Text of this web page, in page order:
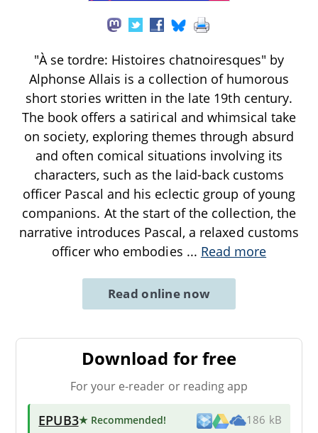
"À se tordre: Histoires chatnoiresques" by
Alphonse Allais is a collection of humorous
short stories written in the late 19th century.
The book offers a satirical and whimsical take
on society, exploring themes through absurd
and often comical situations involving its
characters, such as the laid-back customs
officer Pascal and his eclectic group of young
companions. At the start of the collection, the
narrative introduces Pascal, a relaxed customs
officer who embodies ... Read more
Read online now
Download for free
For your e-reader or reading app
EPUB3★ Recommended! 186 kB